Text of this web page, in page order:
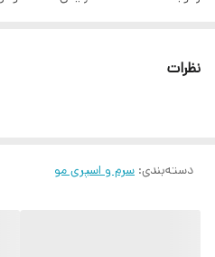
نظرات
دسته‌بندی: سرم و اسپری مو